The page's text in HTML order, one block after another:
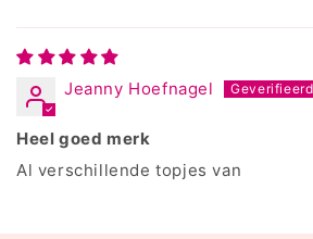
Jeanny Hoefnagel
Heel goed merk
Al verschillende topjes van